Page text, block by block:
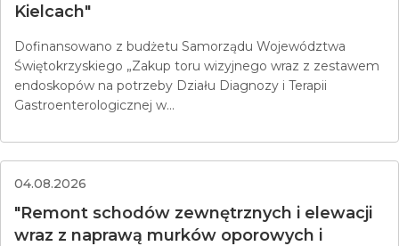
Kielcach"
Dofinansowano z budżetu Samorządu Województwa
Świętokrzyskiego „Zakup toru wizyjnego wraz z zestawem
endoskopów na potrzeby Działu Diagnozy i Terapii
Gastroenterologicznej w...
04.08.2026
"Remont schodów zewnętrznych i elewacji
wraz z naprawą murków oporowych i